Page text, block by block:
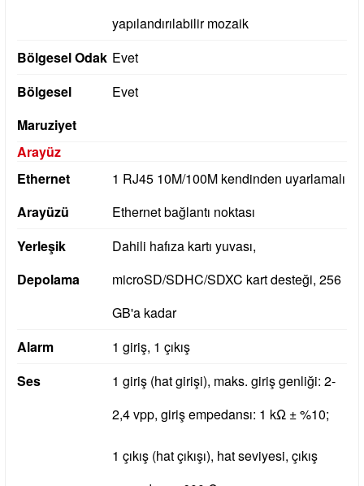
yapılandırılabilir mozaik
Bölgesel Odak Evet
Bölgesel
Maruziyet
Evet
Arayüz
Ethernet
Arayüzü
1 RJ45 10M/100M kendinden uyarlamalı
Ethernet bağlantı noktası
Yerleşik
Depolama
Dahili hafıza kartı yuvası,
microSD/SDHC/SDXC kart desteği, 256
GB'a kadar
Alarm
1 giriş, 1 çıkış
Ses
1 giriş (hat girişi), maks. giriş genliği: 2-
2,4 vpp, giriş empedansı: 1 kΩ ± %10;
1 çıkış (hat çıkışı), hat seviyesi, çıkış